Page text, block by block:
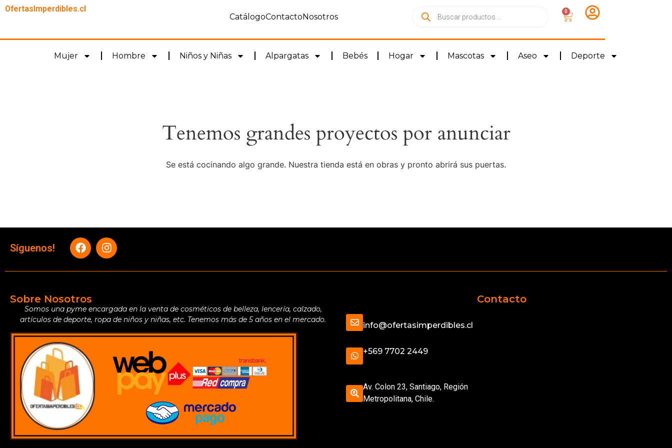
OfertasImperdibles.cl
CatálogoContactoNosotros
0
Mujer Hombre Niños y Niñas Alpargatas Bebés Hogar Mascotas Aseo Deporte
Tenemos grandes proyectos por anunciar
Se está cocinando algo grande. Nuestra tienda está en obras y pronto abrirá sus puertas.
Síguenos!
Sobre Nosotros
Somos una pyme encargada en la venta de cosméticos de belleza, lencería, calzado,
artículos de deporte, ropa de niños y niñas, etc. Tenemos más de 5 años en el mercado.
Contacto
info@ofertasimperdibles.cl
+569 7702 2449
Av. Colon 23, Santiago, Región
Metropolitana, Chile.